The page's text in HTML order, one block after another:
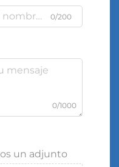
0/200
0/1000
un adjunto